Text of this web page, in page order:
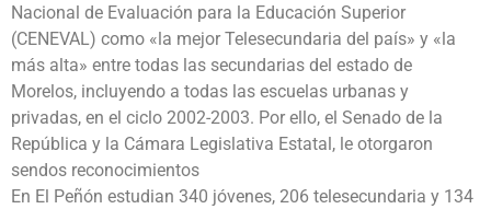
Nacional de Evaluación para la Educación Superior
(CENEVAL) como «la mejor Telesecundaria del país» y «la
más alta» entre todas las secundarias del estado de
Morelos, incluyendo a todas las escuelas urbanas y
privadas, en el ciclo 2002-2003. Por ello, el Senado de la
República y la Cámara Legislativa Estatal, le otorgaron
sendos reconocimientos
En El Peñón estudian 340 jóvenes, 206 telesecundaria y 134